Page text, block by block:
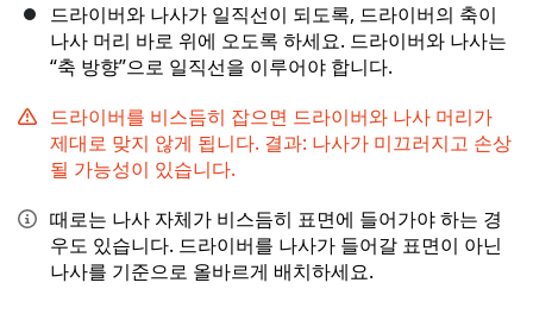
드라이버와 나사가 일직선이 되도록, 드라이버의 축이
나사 머리 바로 위에 오도록 하세요. 드라이버와 나사는
“축 방향”으로 일직선을 이루어야 합니다.
드라이버를 비스듬히 잡으면 드라이버와 나사 머리가
제대로 맞지 않게 됩니다. 결과: 나사가 미끄러지고 손상
될 가능성이 있습니다.
때로는 나사 자체가 비스듬히 표면에 들어가야 하는 경
우도 있습니다. 드라이버를 나사가 들어갈 표면이 아닌
나사를 기준으로 올바르게 배치하세요.